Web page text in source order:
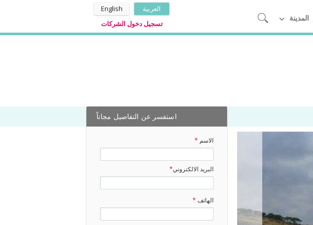
المدينة
العربية
English
تسجيل دخول الشركات
استفسر عن التفاصيل مجاناً
الاسم *
البريد الالكتروني*
الهاتف *